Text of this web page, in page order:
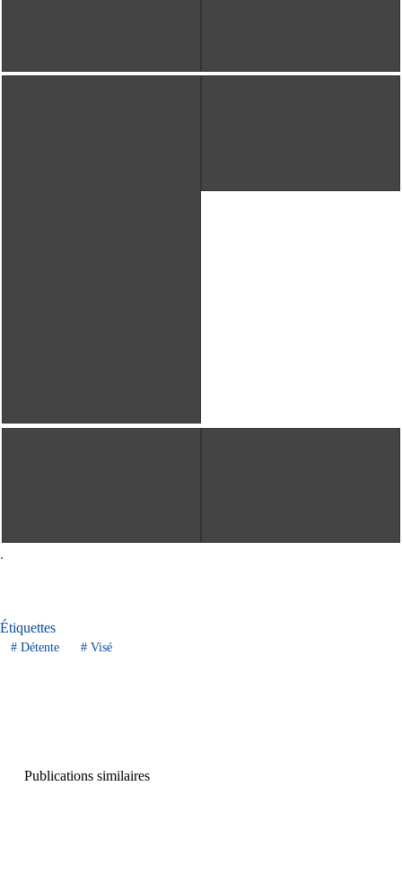
.
Étiquettes
#Détente #Visé
Publications similaires